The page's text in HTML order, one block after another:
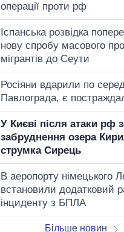
операції проти рф
Іспанська розвідка
нову спробу масового
мігрантів до Сеути
Росіяни вдарили по
Павлограда, є
У Києві після атаки рф
забруднення озера
струмка Сирець
В аеропорту німецького
встановили додатковий
інциденту з БПЛА
Більше новин